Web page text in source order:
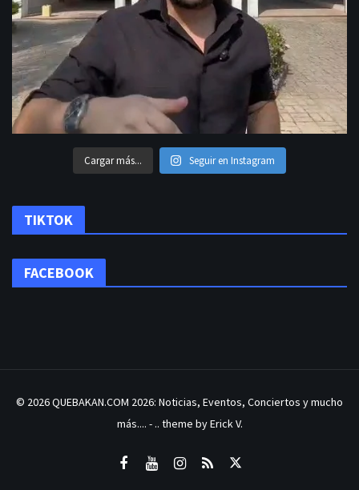
Cargar más... Seguir en Instagram
TIKTOK
FACEBOOK
© 2026QUEBAKAN.COM 2026: Noticias, Eventos, Conciertos y mucho
más.... - .. theme by Erick V.